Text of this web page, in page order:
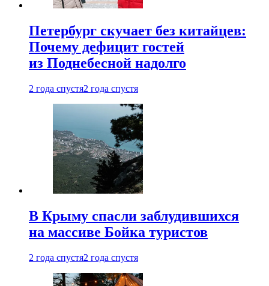
Петербург скучает без китайцев:
Почему дефицит гостей
из Поднебесной надолго
2 года спустя2 года спустя
В Крыму спасли заблудившихся
на массиве Бойка туристов
2 года спустя2 года спустя